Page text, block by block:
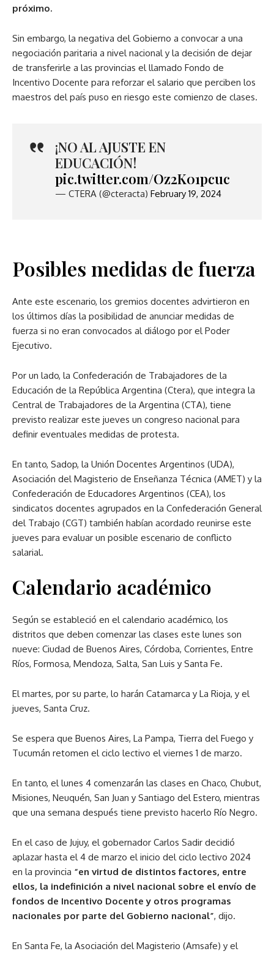
próximo.
Sin embargo, la negativa del Gobierno a convocar a una
negociación paritaria a nivel nacional y la decisión de dejar
de transferirle a las provincias el llamado Fondo de
Incentivo Docente para reforzar el salario que perciben los
maestros del país puso en riesgo este comienzo de clases.
¡NO AL AJUSTE EN
EDUCACIÓN!
pic.twitter.com/Oz2K01pcuc
— CTERA (@cteracta) February 19, 2024
Posibles medidas de fuerza
Ante este escenario, los gremios docentes advirtieron en
los últimos días la posibilidad de anunciar medidas de
fuerza si no eran convocados al diálogo por el Poder
Ejecutivo.
Por un lado, la Confederación de Trabajadores de la
Educación de la República Argentina (Ctera), que integra la
Central de Trabajadores de la Argentina (CTA), tiene
previsto realizar este jueves un congreso nacional para
definir eventuales medidas de protesta.
En tanto, Sadop, la Unión Docentes Argentinos (UDA),
Asociación del Magisterio de Enseñanza Técnica (AMET) y la
Confederación de Educadores Argentinos (CEA), los
sindicatos docentes agrupados en la Confederación General
del Trabajo (CGT) también habían acordado reunirse este
jueves para evaluar un posible escenario de conflicto
salarial.
Calendario académico
Según se estableció en el calendario académico, los
distritos que deben comenzar las clases este lunes son
nueve: Ciudad de Buenos Aires, Córdoba, Corrientes, Entre
Ríos, Formosa, Mendoza, Salta, San Luis y Santa Fe.
El martes, por su parte, lo harán Catamarca y La Rioja, y el
jueves, Santa Cruz.
Se espera que Buenos Aires, La Pampa, Tierra del Fuego y
Tucumán retomen el ciclo lectivo el viernes 1 de marzo.
En tanto, el lunes 4 comenzarán las clases en Chaco, Chubut,
Misiones, Neuquén, San Juan y Santiago del Estero, mientras
que una semana después tiene previsto hacerlo Río Negro.
En el caso de Jujuy, el gobernador Carlos Sadir decidió
aplazar hasta el 4 de marzo el inicio del ciclo lectivo 2024
en la provincia “en virtud de distintos factores, entre
ellos, la indefinición a nivel nacional sobre el envío de
fondos de Incentivo Docente y otros programas
nacionales por parte del Gobierno nacional”, dijo.
En Santa Fe, la Asociación del Magisterio (Amsafe) y el